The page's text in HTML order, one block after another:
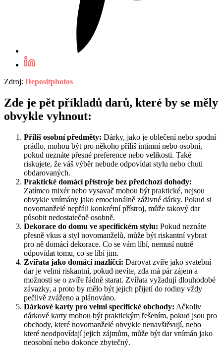
Zdroj: Depositphotos
Zde je pět příkladů darů, které by se měly
obvykle vyhnout:
Příliš osobní předměty: Dárky, jako je oblečení nebo spodní
prádlo, mohou být pro někoho příliš intimní nebo osobní,
pokud neznáte přesné preference nebo velikosti. Také
riskujete, že váš výběr nebude odpovídat stylu nebo chuti
obdarovaných.
Praktické domácí přístroje bez předchozí dohody:
Zatímco mixér nebo vysavač mohou být praktické, nejsou
obvykle vnímány jako emocionálně záživné dárky. Pokud si
novomanželé nepřáli konkrétní přístroj, může takový dar
působit nedostatečně osobně.
Dekorace do domu ve specifickém stylu: Pokud neznáte
přesně vkus a styl novomanželů, může být riskantní vybrat
pro ně domácí dekorace. Co se vám líbí, nemusí nutně
odpovídat tomu, co se líbí jim.
Zvířata jako domácí mazlíčci: Darovat zvíře jako svatební
dar je velmi riskantní, pokud nevíte, zda má pár zájem a
možnosti se o zvíře řádně starat. Zvířata vyžadují dlouhodobé
závazky, a proto by mělo být jejich přijetí do rodiny vždy
pečlivě zváženo a plánováno.
Dárkové karty pro velmi specifické obchody: Ačkoliv
dárkové karty mohou být praktickým řešením, pokud jsou pro
obchody, které novomanželé obvykle nenavštěvují, nebo
které neodpovídají jejich zájmům, může být dar vnímán jako
neosobní nebo dokonce zbytečný.